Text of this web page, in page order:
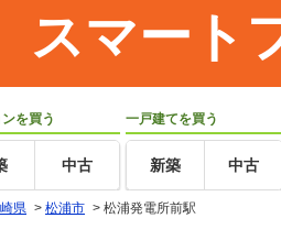
スマート
を買う
中古
一戸建てを買う
新築 中古
県 > 松浦市 > 松浦発電所前駅